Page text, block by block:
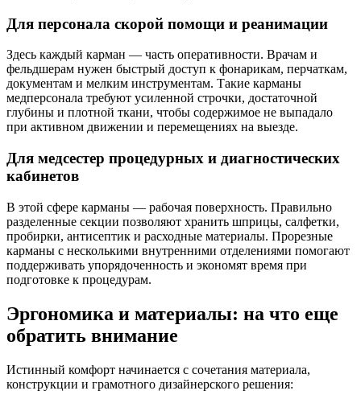
Для персонала скорой помощи и реанимации
Здесь каждый карман — часть оперативности. Врачам и
фельдшерам нужен быстрый доступ к фонарикам, перчаткам,
документам и мелким инструментам. Такие карманы
медперсонала требуют усиленной строчки, достаточной
глубины и плотной ткани, чтобы содержимое не выпадало
при активном движении и перемещениях на выезде.
Для медсестер процедурных и диагностических
кабинетов
В этой сфере карманы — рабочая поверхность. Правильно
разделенные секции позволяют хранить шприцы, салфетки,
пробирки, антисептик и расходные материалы. Прорезные
карманы с несколькими внутренними отделениями помогают
поддерживать упорядоченность и экономят время при
подготовке к процедурам.
Эргономика и материалы: на что еще
обратить внимание
Истинный комфорт начинается с сочетания материала,
конструкции и грамотного дизайнерского решения: